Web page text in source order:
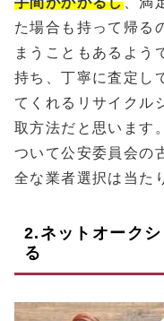
た場合も持って帰る
まうこともあるよう
持ち、丁寧に査定し
てくれるリサイクル
取方法だと思います
ついて公安委員会の
全な業者選択は当た
2.ネットオーク
る